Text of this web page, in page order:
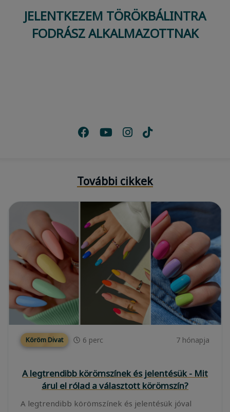
JELENTKEZEM TÖRÖKBÁLINTRA
FODRÁSZ ALKALMAZOTTNAK
További cikkek
Köröm Divat 6 perc 7 hónapja
A legtrendibb körömszínek és jelentésük - Mit
árul el rólad a választott körömszín?
A legtrendibb körömszínek és jelentésük jóval